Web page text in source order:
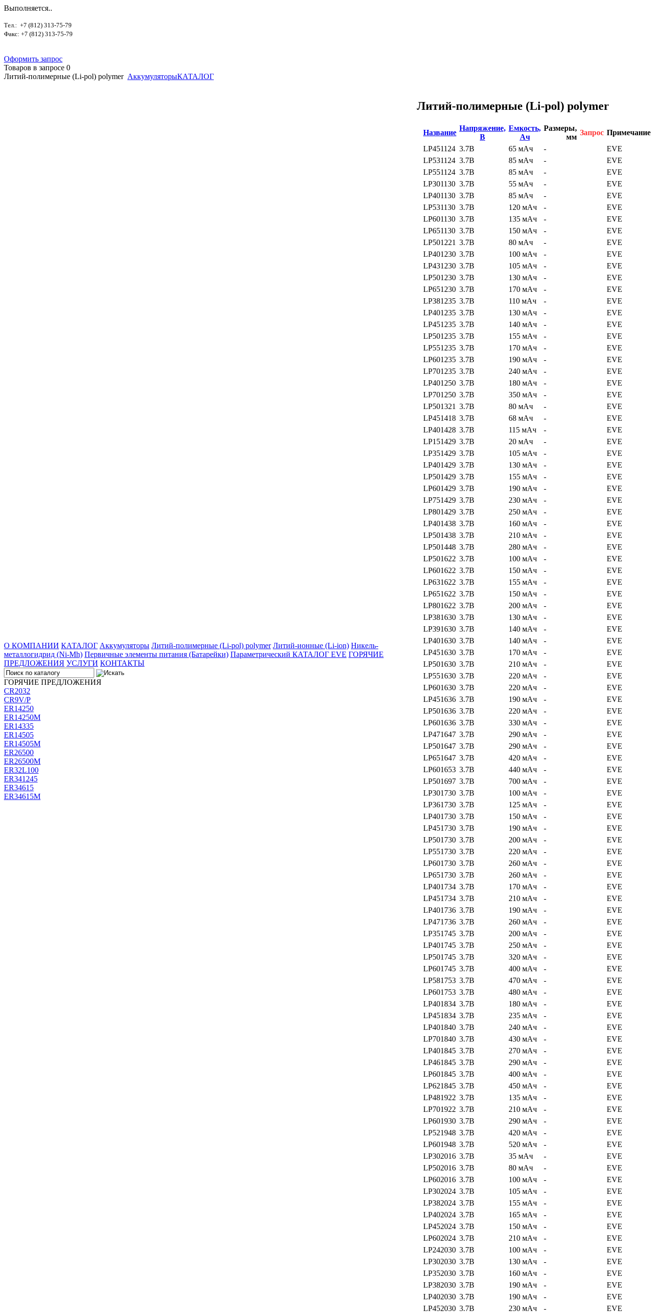
Выполняется..
Тел.: +7 (812) 313-75-79
Факс: +7 (812) 313-75-79
Оформить запрос
Товаров в запросе 0
Литий-полимерные (Li-pol) polymer АккумуляторыКАТАЛОГ
О КОМПАНИИ КАТАЛОГ Аккумуляторы Литий-полимерные (Li-pol) polymer Литий-ионные (Li-ion) Никель-
металлогидрид (Ni-Mh) Первичные элементы питания (Батарейки) Параметрический КАТАЛОГ EVE ГОРЯЧИЕ
ПРЕДЛОЖЕНИЯ УСЛУГИ КОНТАКТЫ
ГОРЯЧИЕ ПРЕДЛОЖЕНИЯ
CR2032
CR9V/P
ER14250
ER14250M
ER14335
ER14505
ER14505M
ER26500
ER26500M
ER32L100
ER341245
ER34615
ER34615M
Литий-полимерные (Li-pol) polymer
Название
Напряжение,
В
Емкость,
Ач
Размеры,
мм
Запрос Примечание
LP451124 3.7В 65 мАч -
EVE
LP531124 3.7В 85 мАч -
EVE
LP551124 3.7В 85 мАч -
EVE
LP301130 3.7В 55 мАч -
EVE
LP401130 3.7В 85 мАч -
EVE
LP531130 3.7В 120 мАч -
EVE
LP601130 3.7В 135 мАч -
EVE
LP651130 3.7В 150 мАч -
EVE
LP501221 3.7В 80 мАч -
EVE
LP401230 3.7В 100 мАч -
EVE
LP431230 3.7В 105 мАч -
EVE
LP501230 3.7В 130 мАч -
EVE
LP651230 3.7В 170 мАч -
EVE
LP381235 3.7В 110 мАч -
EVE
LP401235 3.7В 130 мАч -
EVE
LP451235 3.7В 140 мАч -
EVE
LP501235 3.7В 155 мАч -
EVE
LP551235 3.7В 170 мАч -
EVE
LP601235 3.7В 190 мАч -
EVE
LP701235 3.7В 240 мАч -
EVE
LP401250 3.7В 180 мАч -
EVE
LP701250 3.7В 350 мАч -
EVE
LP501321 3.7В 80 мАч -
EVE
LP451418 3.7В 68 мАч -
EVE
LP401428 3.7В 115 мАч -
EVE
LP151429 3.7В 20 мАч -
EVE
LP351429 3.7В 105 мАч -
EVE
LP401429 3.7В 130 мАч -
EVE
LP501429 3.7В 155 мАч -
EVE
LP601429 3.7В 190 мАч -
EVE
LP751429 3.7В 230 мАч -
EVE
LP801429 3.7В 250 мАч -
EVE
LP401438 3.7В 160 мАч -
EVE
LP501438 3.7В 210 мАч -
EVE
LP501448 3.7В 280 мАч -
EVE
LP501622 3.7В 100 мАч -
EVE
LP601622 3.7В 150 мАч -
EVE
LP631622 3.7В 155 мАч -
EVE
LP651622 3.7В 150 мАч -
EVE
LP801622 3.7В 200 мАч -
EVE
LP381630 3.7В 130 мАч -
EVE
LP391630 3.7В 140 мАч -
EVE
LP401630 3.7В 140 мАч -
EVE
LP451630 3.7В 170 мАч -
EVE
LP501630 3.7В 210 мАч -
EVE
LP551630 3.7В 220 мАч -
EVE
LP601630 3.7В 220 мАч -
EVE
LP451636 3.7В 190 мАч -
EVE
LP501636 3.7В 220 мАч -
EVE
LP601636 3.7В 330 мАч -
EVE
LP471647 3.7В 290 мАч -
EVE
LP501647 3.7В 290 мАч -
EVE
LP651647 3.7В 420 мАч -
EVE
LP601653 3.7В 440 мАч -
EVE
LP501697 3.7В 700 мАч -
EVE
LP301730 3.7В 100 мАч -
EVE
LP361730 3.7В 125 мАч -
EVE
LP401730 3.7В 150 мАч -
EVE
LP451730 3.7В 190 мАч -
EVE
LP501730 3.7В 200 мАч -
EVE
LP551730 3.7В 220 мАч -
EVE
LP601730 3.7В 260 мАч -
EVE
LP651730 3.7В 260 мАч -
EVE
LP401734 3.7В 170 мАч -
EVE
LP451734 3.7В 210 мАч -
EVE
LP401736 3.7В 190 мАч -
EVE
LP471736 3.7В 260 мАч -
EVE
LP351745 3.7В 200 мАч -
EVE
LP401745 3.7В 250 мАч -
EVE
LP501745 3.7В 320 мАч -
EVE
LP601745 3.7В 400 мАч -
EVE
LP581753 3.7В 470 мАч -
EVE
LP601753 3.7В 480 мАч -
EVE
LP401834 3.7В 180 мАч -
EVE
LP451834 3.7В 235 мАч -
EVE
LP401840 3.7В 240 мАч -
EVE
LP701840 3.7В 430 мАч -
EVE
LP401845 3.7В 270 мАч -
EVE
LP461845 3.7В 290 мАч -
EVE
LP601845 3.7В 400 мАч -
EVE
LP621845 3.7В 450 мАч -
EVE
LP481922 3.7В 135 мАч -
EVE
LP701922 3.7В 210 мАч -
EVE
LP601930 3.7В 290 мАч -
EVE
LP521948 3.7В 420 мАч -
EVE
LP601948 3.7В 520 мАч -
EVE
LP302016 3.7В 35 мАч -
EVE
LP502016 3.7В 80 мАч -
EVE
LP602016 3.7В 100 мАч -
EVE
LP302024 3.7В 105 мАч -
EVE
LP382024 3.7В 155 мАч -
EVE
LP402024 3.7В 165 мАч -
EVE
LP452024 3.7В 150 мАч -
EVE
LP602024 3.7В 210 мАч -
EVE
LP242030 3.7В 100 мАч -
EVE
LP302030 3.7В 130 мАч -
EVE
LP352030 3.7В 160 мАч -
EVE
LP382030 3.7В 190 мАч -
EVE
LP402030 3.7В 190 мАч -
EVE
LP452030 3.7В 230 мАч - EVE